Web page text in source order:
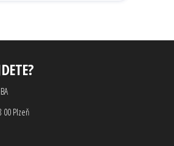
00 Plzeň